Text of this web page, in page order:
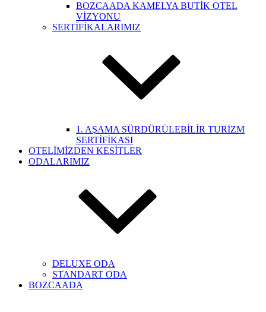
BOZCAADA KAMELYA BUTİK OTEL
VİZYONU
SERTİFİKALARIMIZ
1. AŞAMA SÜRDÜRÜLEBİLİR TURİZM
SERTİFİKASI
OTELİMİZDEN KESİTLER
ODALARIMIZ
DELUXE ODA
STANDART ODA
BOZCAADA